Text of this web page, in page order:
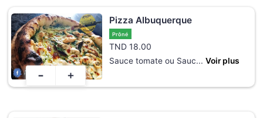
Pizza Albuquerque
Prôné
TND 18.00
Sauce tomate ou Sauc... Voir plus
- +